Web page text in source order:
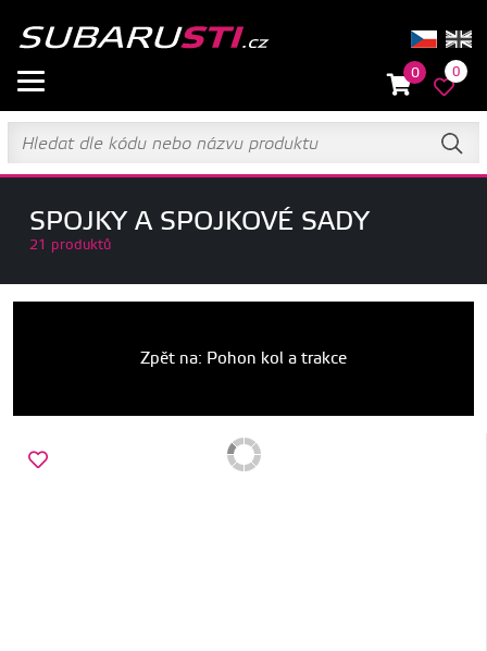
0 0
SPOJKY A SPOJKOVÉ SADY
21 produktů
Zpět na: Pohon kol a trakce